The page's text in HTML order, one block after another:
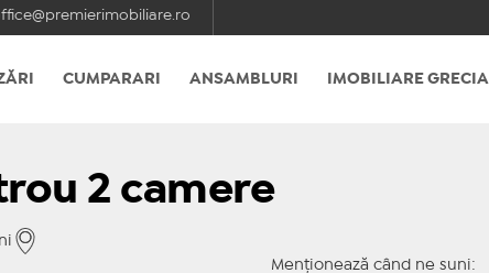
CUMPARARI ANSAMBLURI IMOBILIARE GRECIA
2 camere
Menționează când ne suni: